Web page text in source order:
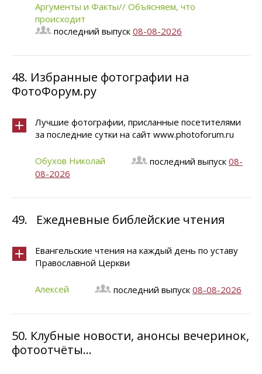
Аргументы и Факты// Объясняем, что
происходит
последний выпуск 08-08-2026
48. Избранные фотографии на
ФотоФорум.ру
Лучшие фотографии, присланные посетителями
за последние сутки на сайт www.photoforum.ru
Обухов Николай последний выпуск 08-
08-2026
49. Ежедневные библейские чтения
Евангельские чтения на каждый день по уставу
Православной Церкви
Алексей последний выпуск 08-08-2026
50. Клубные новости, анонсы вечеринок,
фотоотчёты...